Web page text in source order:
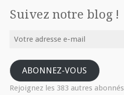
Suivez notre blog !
Votre
e-
mailABONNEZ-VOUS
Rejoignez les 383 autres abonnés